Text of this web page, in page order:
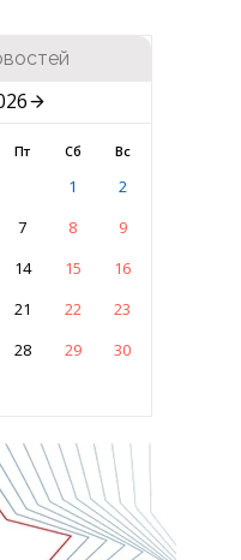
Пт Сб Вс
1
2
7 8
9
14 15
16
21 22
23
28 29
30